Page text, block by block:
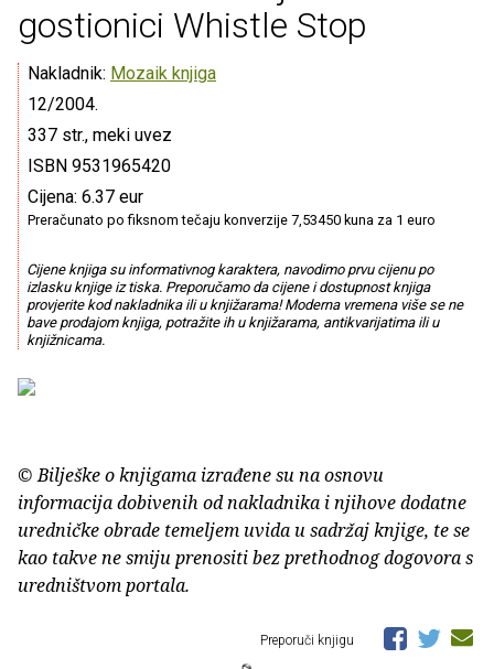
gostionici Whistle Stop
Nakladnik: Mozaik knjiga
12/2004.
337 str., meki uvez
ISBN 9531965420
Cijena: 6.37 eur
Preračunato po fiksnom tečaju konverzije 7,53450 kuna za 1 euro
Cijene knjiga su informativnog karaktera, navodimo prvu cijenu po
izlasku knjige iz tiska. Preporučamo da cijene i dostupnost knjiga
provjerite kod nakladnika ili u knjižarama! Moderna vremena više se ne
bave prodajom knjiga, potražite ih u knjižarama, antikvarijatima ili u
knjižnicama.
© Bilješke o knjigama izrađene su na osnovu
informacija dobivenih od nakladnika i njihove dodatne
uredničke obrade temeljem uvida u sadržaj knjige, te se
kao takve ne smiju prenositi bez prethodnog dogovora s
uredništvom portala.
Preporuči knjigu